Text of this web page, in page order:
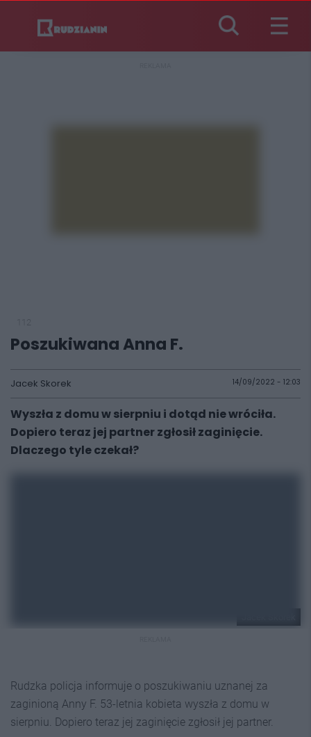
Poszukiwana Anna F.
Jacek Skorek 14/09/2022 - 12:03
Wyszła z domu w sierpniu i dotąd nie wróciła.
Dopiero teraz jej partner zgłosił zaginięcie.
Dlaczego tyle czekał?
Rudzka policja informuje o poszukiwaniu uznanej za
zaginioną Anny F. 53-letnia kobieta wyszła z domu w
sierpniu. Dopiero teraz jej zaginięcie zgłosił jej partner.